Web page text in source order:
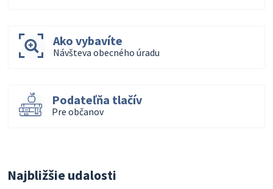
Ako vybavíte
Návšteva obecného úradu
Podateľňa tlačív
Pre občanov
Najbližšie udalosti